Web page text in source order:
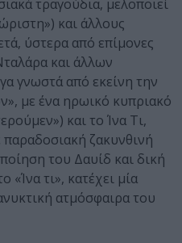
τραγούδια, μελοποιεί
και άλλους
ύστερα από επίμονες
και άλλων
γνωστά από εκείνη την
με ένα ηρωικό κυπριακό
και το Ίνα Τι,
ζακυνθινή
του Δαυίδ και δική
«Ίνα τι», κατέχει μία
ατμόσφαιρα του